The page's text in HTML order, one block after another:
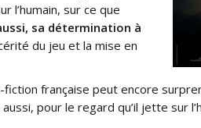
l’humain, sur ce que
sa détermination à
du jeu et la mise en
fiction française peut encore
pour le regard qu’il jette sur